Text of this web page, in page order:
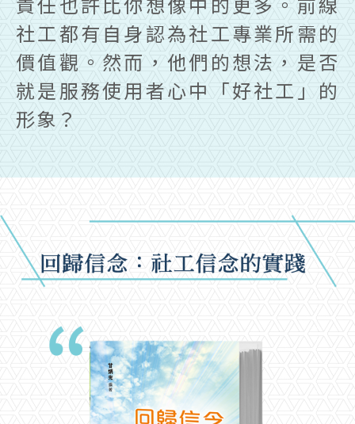
社工都有自身認為社工專業所需的
價值觀。然而，他們的想法，是否
就是服務使用者心中「好社工」的
形象？